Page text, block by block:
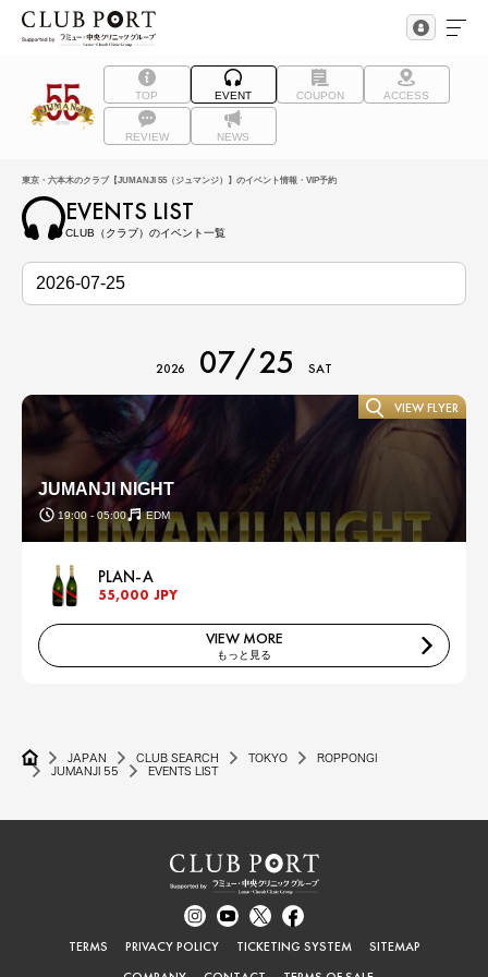
TOP EVENT COUPON ACCESS
REVIEW NEWS
東京・六本木のクラブ【JUMANJI 55（ジュマンジ）】のイベント情報・VIP予約
EVENTS LIST
CLUB（クラブ）のイベント一覧
2026 07/25 SAT
JUMANJI NIGHT
19:00 - 05:00 EDM
VIEW FLYER
PLAN-A
55,000 JPY
VIEW MORE
もっと見る
JAPAN CLUB SEARCH TOKYO
ROPPONGI
JUMANJI 55
EVENTS LIST
TERMS PRIVACY POLICY TICKETING SYSTEM
SITEMAP